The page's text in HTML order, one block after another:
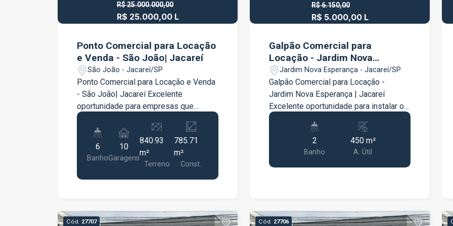
R$ 25.000.000,00
R$ 25.000,00 L
Ponto Comercial para Locação
e Venda - São João| Jacareí
São João - Jacareí/SP
Ponto Comercial para Locação e Venda
- São João| Jacareí Excelente
oportunidade para empresas que
buscam um imóvel amplo, versátil e
estrategicamente localizado. Com 785
m² de área construída em um terreno de
840 m², este ponto comercial oferece
uma estrutura completa para atender
diversos segmentos, como clínicas,
lojas e empresas em geral. O imóvel
6
Banho
10
Garagens
840.93
m²
Terreno
785.71
m²
Const.
R$ 6.150,00
R$ 5.000,00 L
Galpão Comercial para
Locação - Jardim Nova
Esperança | Jacareí
Jardim Nova Esperança - Jacareí/SP
Galpão Comercial para Locação -
Jardim Nova Esperança | Jacareí
Excelente oportunidade para instalar ou
expandir a sua empresa em um imóvel
amplo, funcional e com excelente
localização. O galpão comercial possui
450 m² de área, oferecendo um amplo
espaço para armazenagem, logística,
com escritório, 2 banheiros e vestiário,
2
Banho
450 m²
A. Útil
Cód. 27707 Cód. 27706